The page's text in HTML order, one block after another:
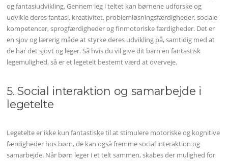
og fantasiudvikling. Gennem leg i teltet kan børnene udforske og
udvikle deres fantasi, kreativitet, problemløsningsfærdigheder, sociale
kompetencer, sprogfærdigheder og finmotoriske færdigheder. Det er
en sjov og lærerig måde at styrke deres udvikling på, samtidig med at
de har det sjovt og leger. Så hvis du vil give dit barn en fantastisk
legemulighed, så er et legetelt bestemt værd at overveje.
5. Social interaktion og samarbejde i
legetelte
Legetelte er ikke kun fantastiske til at stimulere motoriske og kognitive
færdigheder hos børn, de kan også fremme social interaktion og
samarbejde. Når børn leger i et telt sammen, skabes der mulighed for